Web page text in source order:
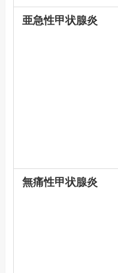
亜急性甲状腺炎
無痛性甲状腺炎